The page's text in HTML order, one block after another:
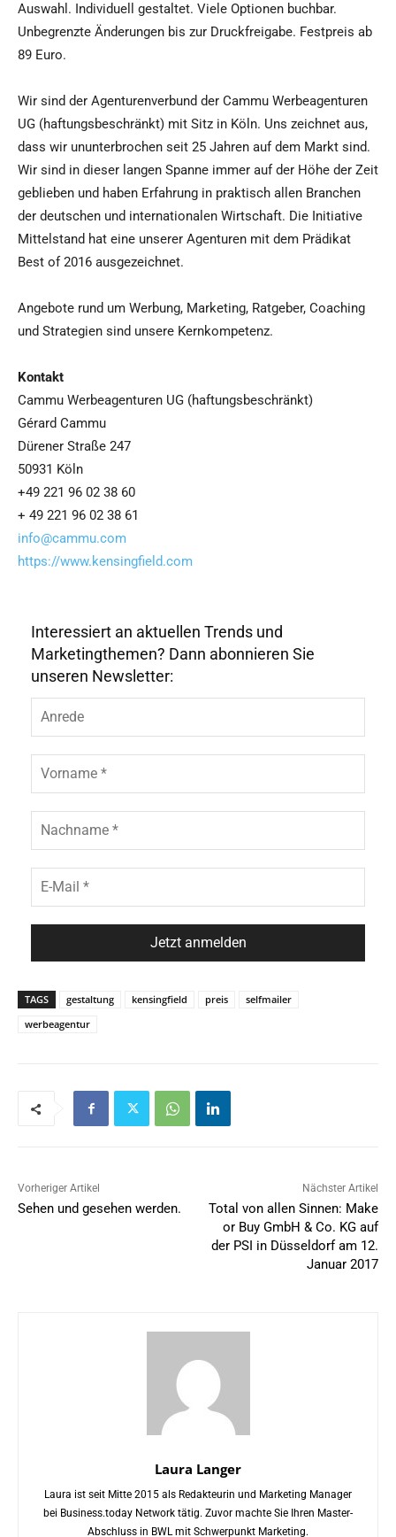
Auswahl. Individuell gestaltet. Viele Optionen buchbar.
Unbegrenzte Änderungen bis zur Druckfreigabe. Festpreis ab
89 Euro.
Wir sind der Agenturenverbund der Cammu Werbeagenturen
UG (haftungsbeschränkt) mit Sitz in Köln. Uns zeichnet aus,
dass wir ununterbrochen seit 25 Jahren auf dem Markt sind.
Wir sind in dieser langen Spanne immer auf der Höhe der Zeit
geblieben und haben Erfahrung in praktisch allen Branchen
der deutschen und internationalen Wirtschaft. Die Initiative
Mittelstand hat eine unserer Agenturen mit dem Prädikat
Best of 2016 ausgezeichnet.
Angebote rund um Werbung, Marketing, Ratgeber, Coaching
und Strategien sind unsere Kernkompetenz.
Kontakt
Cammu Werbeagenturen UG (haftungsbeschränkt)
Gérard Cammu
Dürener Straße 247
50931 Köln
+49 221 96 02 38 60
+ 49 221 96 02 38 61
info@cammu.com
https://www.kensingfield.com
Interessiert an aktuellen Trends und
Marketingthemen? Dann abonnieren Sie
unseren Newsletter:
TAGS gestaltung kensingfield preis
selfmailer
werbeagentur
Vorheriger Artikel
Sehen und gesehen werden.
Nächster Artikel
Total von allen Sinnen: Make
or Buy GmbH & Co. KG auf
der PSI in Düsseldorf am 12.
Januar 2017
Laura Langer
Laura ist seit Mitte 2015 als Redakteurin und Marketing Manager
bei Business.today Network tätig. Zuvor machte Sie Ihren Master-
Abschluss in BWL mit Schwerpunkt Marketing.